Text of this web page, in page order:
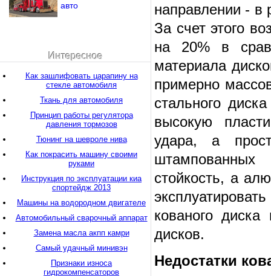
направлении - в
За счет этого
на 20% в
материала
примерно
стального
высокую
удара, а
стойкость, а
кованого
дисков.
Недостатки
авто
Интересное
Как зашлифовать царапину на
стекле автомобиля
Ткань для автомобиля
Принцип работы регулятора
давления тормозов
Тюнинг на шевроле нива
Как покрасить машину своими
руками
Инструкция по эксплуатации киа
спортейдж 2013
Машины на водородном двигателе
Автомобильный сварочный аппарат
Замена масла акпп камри
Самый удачный минивэн
Признаки износа
гидрокомпенсаторов